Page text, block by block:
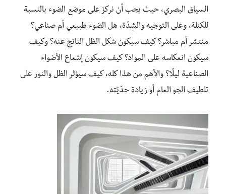
السياق البصري، حيث يجب أن نركزَ على موضع الضوء بالنسبة
للكتلة، وعلى التوجيه والشِدّة، هل الضوء طبيعي أم صناعي؟
منتشر أم مباشر؟ كيف سيكون شكل الظل الناتج عنه؟ وكيف
سيكون انعكاسه على المواد؟ كيف سيكون إشعاع الأضواء
الصناعية ليلًا؟ والأهم من هذا كله، كيف سيؤثر الظل والنور على
تلطيف الجو العام أو زيادة حدّيّته.